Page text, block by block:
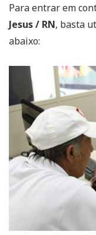
Para entrar em
Jesus / RN, basta
abaixo: